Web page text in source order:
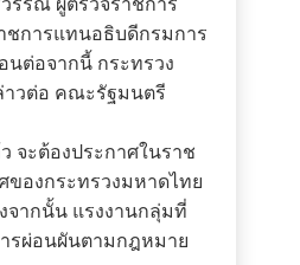
รรณ ผู้ตรวจราชการ
ชการแทนอธิบดีกรมการ
นต่อจากนี้ กระทรวง
าวต่อ คณะรัฐมนตรี
จะต้องประกาศในราช
ของกระทรวงมหาดไทย
จากนั้น แรงงานกลุ่มที่
ารผ่อนผันตามกฎหมาย